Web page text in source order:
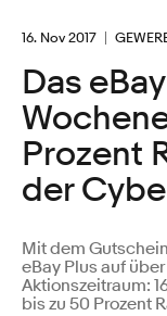
16. Nov 2017
Das
Prozent
der
Mit dem
eBay Plus auf
Aktionszeitraum:
bis zu 50 Prozent